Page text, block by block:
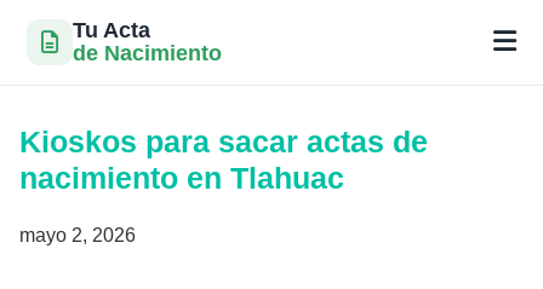
Tu Acta
de Nacimiento
contenido
Kioskos para sacar actas de
nacimiento en Tlahuac
mayo 2, 2026